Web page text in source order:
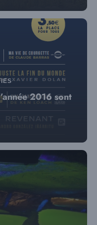
2016 sont